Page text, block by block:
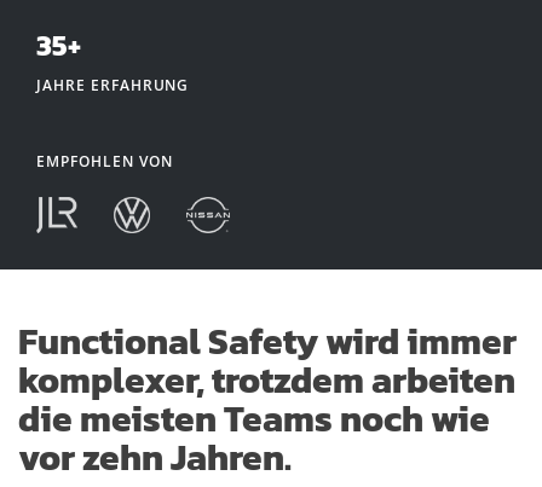
35+
JAHRE ERFAHRUNG
EMPFOHLEN VON
Functional Safety wird immer
komplexer, trotzdem arbeiten
die meisten Teams noch wie
vor zehn Jahren.